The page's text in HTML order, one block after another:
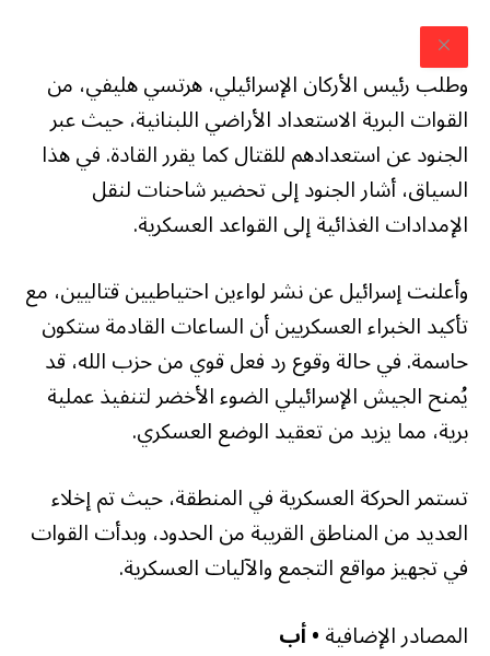
وطلب رئيس الأركان الإسرائيلي، هرتسي هليفي، من
القوات البرية الاستعداد الأراضي اللبنانية، حيث عبر
الجنود عن استعدادهم للقتال كما يقرر القادة. في هذا
السياق، أشار الجنود إلى تحضير شاحنات لنقل
الإمدادات الغذائية إلى القواعد العسكرية.
وأعلنت إسرائيل عن نشر لواءين احتياطيين قتاليين، مع
تأكيد الخبراء العسكريين أن الساعات القادمة ستكون
حاسمة. في حالة وقوع رد فعل قوي من حزب الله، قد
يُمنح الجيش الإسرائيلي الضوء الأخضر لتنفيذ عملية
برية، مما يزيد من تعقيد الوضع العسكري.
تستمر الحركة العسكرية في المنطقة، حيث تم إخلاء
العديد من المناطق القريبة من الحدود، وبدأت القوات
في تجهيز مواقع التجمع والآليات العسكرية.
المصادر الإضافية• أب